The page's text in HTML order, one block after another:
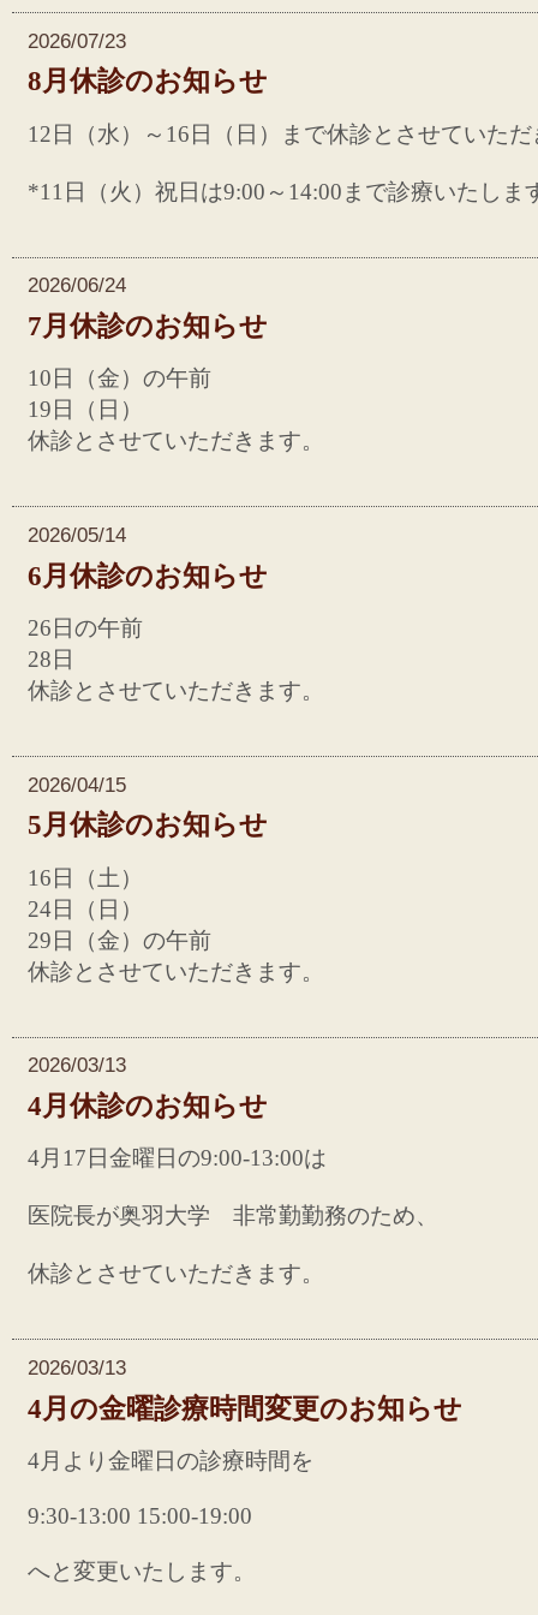
2026/07/23
8月休診のお知らせ
12日（水）～16日（日）まで休診とさせていた
*11日（火）祝日は9:00～14:00まで診療いたし
2026/06/24
7月休診のお知らせ
10日（金）の午前
19日（日）
休診とさせていただきます。
2026/05/14
6月休診のお知らせ
26日の午前
28日
休診とさせていただきます。
2026/04/15
5月休診のお知らせ
16日（土）
24日（日）
29日（金）の午前
休診とさせていただきます。
2026/03/13
4月休診のお知らせ
4月17日金曜日の9:00-13:00は
医院長が奥羽大学 非常勤勤務のため、
休診とさせていただきます。
2026/03/13
4月の金曜診療時間変更のお知らせ
4月より金曜日の診療時間を
9:30-13:00 15:00-19:00
へと変更いたします。